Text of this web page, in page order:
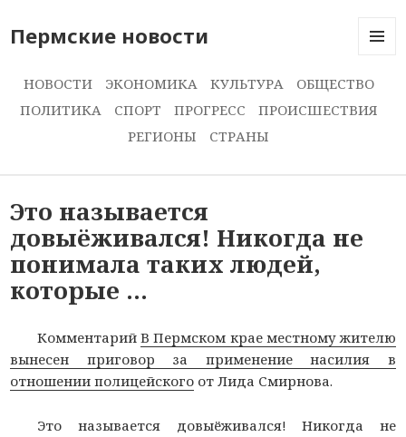
Пермские новости
И
НОВОСТИ ЭКОНОМИКА КУЛЬТУРА
ОБЩЕСТВО
ПОЛИТИКА
СПОРТ ПРОГРЕСС
ПРОИСШЕСТВИЯ
РЕГИОНЫ
СТРАНЫ
Это называется
довыёживался! Никогда не
понимала таких людей,
которые …
КомментарийВ Пермском крае местному жителю
вынесен приговор за применение насилия в
отношении полицейского от Лида Смирнова.
Это называется довыёживался! Никогда не